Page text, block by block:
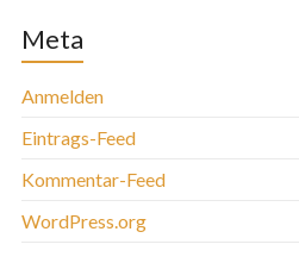
Meta
Anmelden
Eintrags-Feed
Kommentar-Feed
WordPress.org